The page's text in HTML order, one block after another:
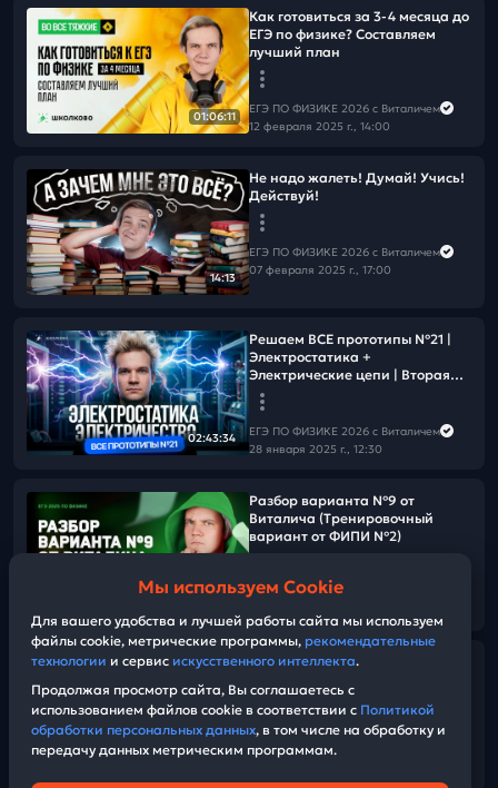
01:06:11
Как готовиться за 3-4 месяца до
ЕГЭ по физике? Составляем
лучший план
ЕГЭ ПО ФИЗИКЕ 2026 с Виталичем
12 февраля 2025 г., 14:00
14:13
Не надо жалеть! Думай! Учись!
Действуй!
ЕГЭ ПО ФИЗИКЕ 2026 с Виталичем
07 февраля 2025 г., 17:00
02:43:34
Решаем ВСЕ прототипы №21 |
Электростатика +
Электрические цепи | Вторая
часть ЕГЭ 2026 по физике
ЕГЭ ПО ФИЗИКЕ 2026 с Виталичем
28 января 2025 г., 12:30
Разбор варианта №9 от
Виталича (Тренировочный
вариант от ФИПИ №2)
ЕГЭ ПО ФИЗИКЕ 2026 с Виталичем
Сделай 3 «простых» действия!
ЕГЭ ПО ФИЗИКЕ 2026 с Виталичем
24 января 2025 г., 17:00
Мы используем Cookie
Для вашего удобства и лучшей работы сайта мы используем
файлы cookie, метрические программы, рекомендательные
технологии и сервис искусственного интеллекта.
Продолжая просмотр сайта, Вы соглашаетесь с
использованием файлов cookie в соответствии с Политикой
обработки персональных данных, в том числе на обработку и
передачу данных метрическим программам.